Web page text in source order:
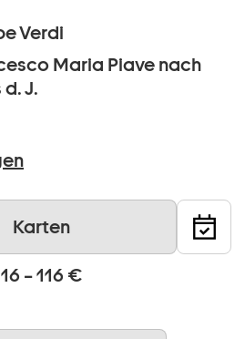
Verdi
Maria Piave nach
J.
Karten
16 – 116 €